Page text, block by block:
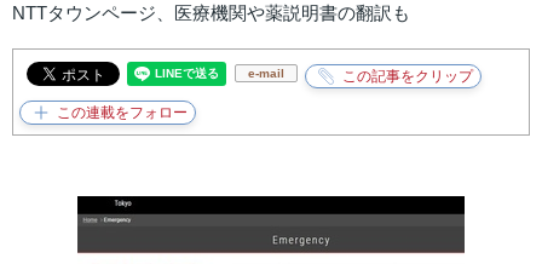
NTTタウンページ、医療機関や薬説明書の翻訳も
e-mail